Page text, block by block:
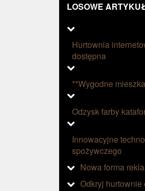
LOSOWE
Hurtownia
dostępna
**Wygodne
Odzysk farby
Innowacyjne
spożywczego
Nowa forma
Odkryj